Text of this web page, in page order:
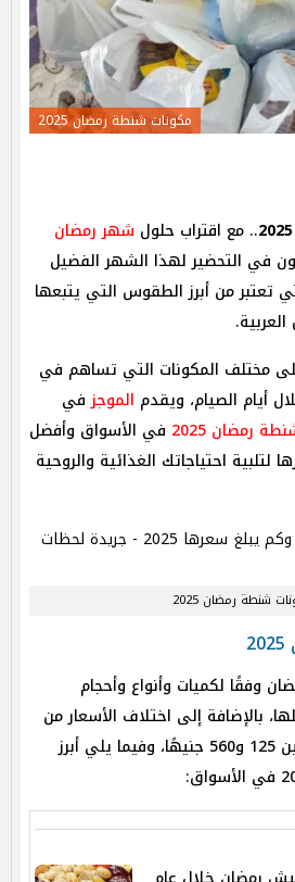
مكونات شنطة رمضان 2025
.. مع اقتراب حلول شهر رمضان
المسلمون في التحضير لهذا الشهر الفضيل
تعتبر من أبرز الطقوس التي يتبعها
مختلف المكونات التي تساهم في
أيام الصيام، ويقدم الموجزفي
رمضان 2025
في الأسواق وأفضل
لتلبية احتياجاتك الغذائية والروحية
شنطة رمضان 2025
وفقًا لكميات وأنواع وأحجام
بالإضافة إلى اختلاف الأسعار من
متجر لآخر، حيث تتراوح بين 125 و560 جنيهًا، وفيما يلي أبرز